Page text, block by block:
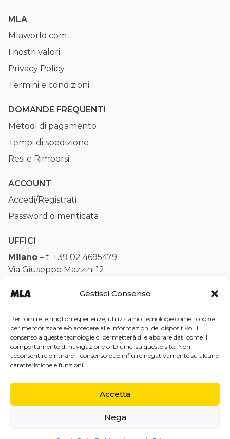
Gestisci Consenso
Per fornire le migliori esperienze, utilizziamo tecnologie come i cookie
per memorizzare e/o accedere alle informazioni del dispositivo. Il
consenso a queste tecnologie ci permetterà di elaborare dati come il
comportamento di navigazione o ID unici su questo sito. Non
acconsentire o ritirare il consenso può influire negativamente su alcune
caratteristiche e funzioni.
Accetta
Nega
MLA
Mlaworld.com
I nostri valori
Privacy Policy
Termini e condizioni
DOMANDE FREQUENTI
Metodi di pagamento
Tempi di spedizione
Resi e Rimborsi
ACCOUNT
Accedi/Registrati
Password dimenticata
UFFICI
Milano – t. +39 02 4695479
Via Giuseppe Mazzini 12
C.so Vittorio Emanuele 114
Indicazioni stradali e orari
È un marchio di The Golden Globe srl dal 1976, tutti i diritti
riservati, P.I. 01557500632, autorizzazione regionale ADV
cat. A n.5564,IATA n.38/20506-4, capitale sociale euro